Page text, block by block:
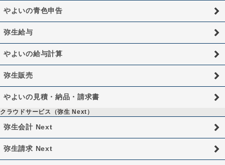
やよいの青色申告
弥生給与
やよいの給与計算
弥生販売
やよいの見積・納品・請求書
クラウドサービス（弥生 Next）
弥生会計 Next
弥生請求 Next